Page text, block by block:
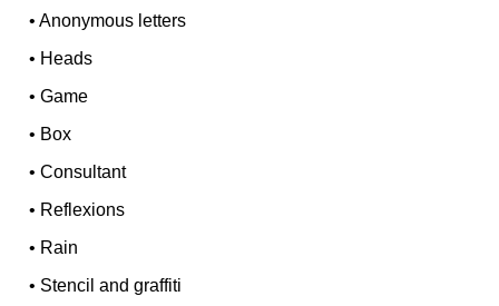
•Anonymous letters
• Heads
•Game
• Box
•Consultant
• Reflexions
• Rain
• Stencil and graffiti